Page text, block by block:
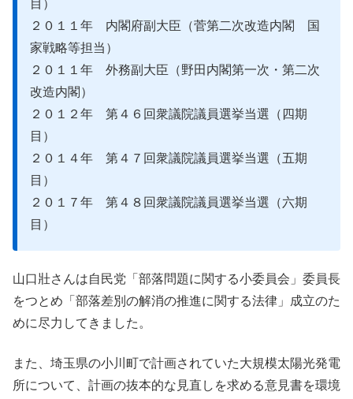
目）
２０１１年 内閣府副大臣（菅第二次改造内閣 国
家戦略等担当）
２０１１年 外務副大臣（野田内閣第一次・第二次
改造内閣）
２０１２年 第４６回衆議院議員選挙当選（四期
目）
２０１４年 第４７回衆議院議員選挙当選（五期
目）
２０１７年 第４８回衆議院議員選挙当選（六期
目）
山口壯さんは自民党「部落問題に関する小委員会」委員長
をつとめ「部落差別の解消の推進に関する法律」成立のた
めに尽力してきました。
また、埼玉県の小川町で計画されていた大規模太陽光発電
所について、計画の抜本的な見直しを求める意見書を環境